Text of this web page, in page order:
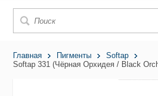
Главная Пигменты
Softap
Softap 331 (Чёрная Орхидея / Black